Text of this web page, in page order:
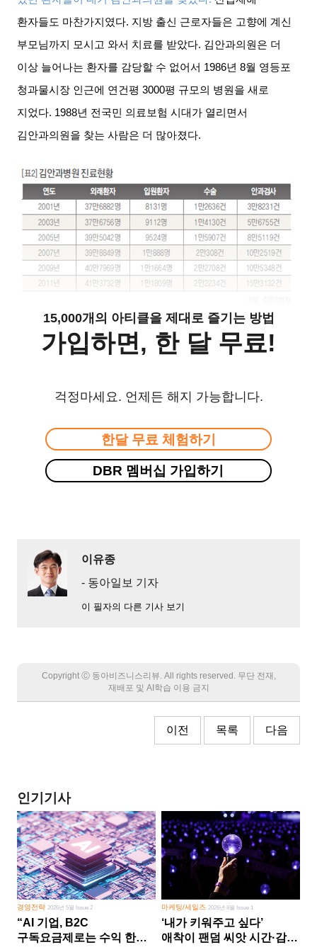
환자들도 마찬가지였다. 지방 출신 근로자들은 고향에 계신
부모님까지 모시고 와서 치료를 받았다. 김안과의원은 더
이상 늘어나는 환자를 감당할 수 없어서 1986년 8월 영등포
청과물시장 인근에 연건평 3000평 규모의 병원을 새로
지었다. 1988년 전국민 의료보험 시대가 열리면서
김안과의원을 찾는 사람은 더 많아졌다.
15,000개의 아티클을 제대로 즐기는 방법
가입하면, 한 달 무료!
걱정마세요. 언제든 해지 가능합니다.
한달 무료 체험하기
DBR 멤버십 가입하기
이유종
- 동아일보 기자
이 필자의 다른 기사 보기
Copyright Ⓒ 동아비즈니스리뷰. All rights reserved. 무단 전재,
재배포 및 AI학습 이용 금지
이전 목록 다음
인기기사
경영전략 2026년 5월 Issue 2
“AI 기업, B2C
구독요금제로는 수익 한계
마케팅/세일즈 2026년 8월 Issue 1
‘내가 키워주고 싶다’
애착이 팬덤 씨앗 시간·감정